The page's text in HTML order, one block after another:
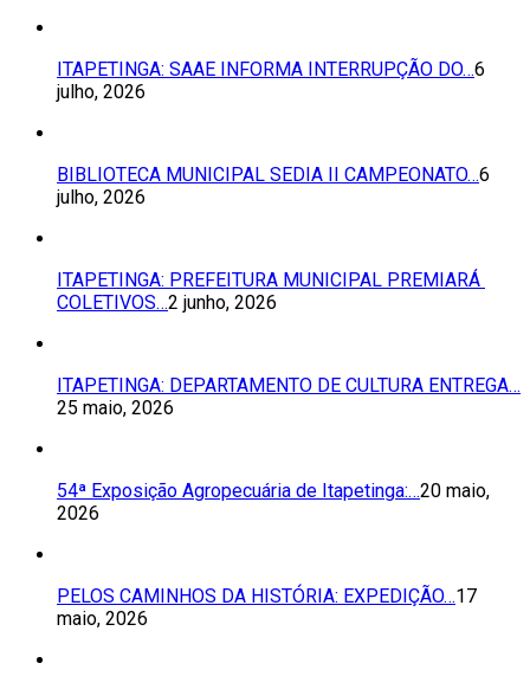
ITAPETINGA: SAAE INFORMA INTERRUPÇÃO DO…6
julho, 2026
BIBLIOTECA MUNICIPAL SEDIA II CAMPEONATO…6
julho, 2026
ITAPETINGA: PREFEITURA MUNICIPAL PREMIARÁ
COLETIVOS…2 junho, 2026
ITAPETINGA: DEPARTAMENTO DE CULTURA ENTREGA…
25 maio, 2026
54ª Exposição Agropecuária de Itapetinga:…20 maio,
2026
PELOS CAMINHOS DA HISTÓRIA: EXPEDIÇÃO…17
maio, 2026